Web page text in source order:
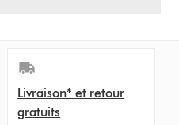
Livraison* et retour
gratuits